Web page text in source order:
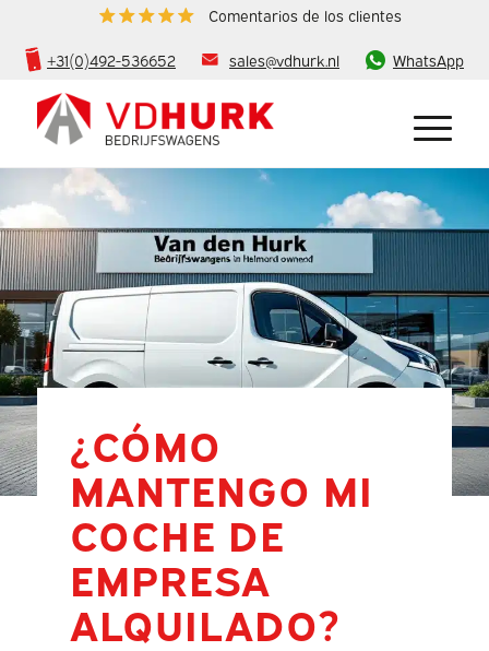
Comentarios de los clientes
+31(0)492-536652 sales@vdhurk.nl WhatsApp
¿CÓMO
MANTENGO MI
COCHE DE
EMPRESA
ALQUILADO?